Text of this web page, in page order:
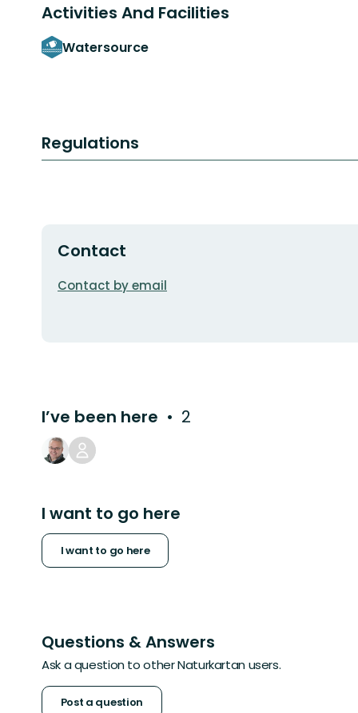
Activities And Facilities
Watersource
Regulations
Contact
Email
Contact by email
I’ve been here 2
I want to go here
I want to go here
Questions & Answers
Ask a question to other Naturkartan users.
Post a question